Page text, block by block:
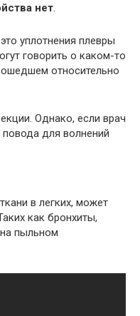
нет.
уплотнения плевры
говорить о каком-то
относительно
Однако, если врач
повода для волнений
в легких, может
как бронхиты,
пыльном